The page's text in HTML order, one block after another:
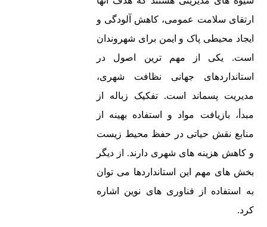
ارتقای سلامت عمومی، کاهش آلودگی و
ایجاد محیطی پاک و ایمن برای شهروندان
است. یکی از مهم ترین اصول در
استانداردهای جهانی نظافت شهری،
مدیریت پسماند است. تفکیک زباله از
مبدأ، بازیافت مواد و استفاده بهینه از
منابع نقش حیاتی در حفظ محیط زیست
و کاهش هزینه های شهری دارند. از دیگر
بخش های مهم این استانداردها می توان
به استفاده از فناوری های نوین اشاره
کرد.
غیر جاده ای
است که
دارای مجوز
حمل بار در
سطح شهری
و همچنین
بین شهری
است.
همچنین تولید
کننده انواع
خصوص
ماشین
پاکسازی!
1404
نحوه تخلیه